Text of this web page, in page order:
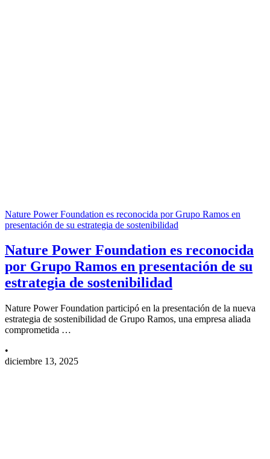
Nature Power Foundation es reconocida por Grupo Ramos en
presentación de su estrategia de sostenibilidad
Nature Power Foundation es reconocida
por Grupo Ramos en presentación de su
estrategia de sostenibilidad
Nature Power Foundation participó en la presentación de la nueva
estrategia de sostenibilidad de Grupo Ramos, una empresa aliada
comprometida …
•
diciembre 13, 2025